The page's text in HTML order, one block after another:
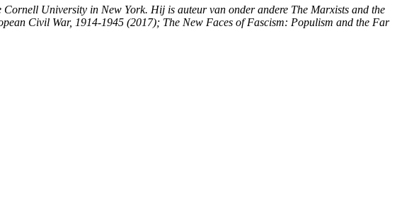
Cornell University in New York. Hij is auteur van onder andere The Marxists and the
Civil War, 1914-1945 (2017); The New Faces of Fascism: Populism and the Far